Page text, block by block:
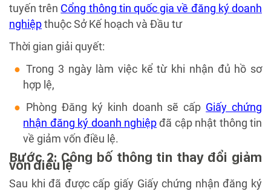
tuyến trên Cổng thông tin quốc gia về đăng ký doanh
nghiệpthuộc Sở Kế hoạch và Đầu tư
Thời gian giải quyết:
Trong 3 ngày làm việc kể từ khi nhận đủ hồ sơ
hợp lệ,
Phòng Đăng ký kinh doanh sẽ cấp Giấy chứng
nhận đăng ký doanh nghiệpđã cập nhật thông tin
về giảm vốn điều lệ.
Bước 2: Công bố thông tin thay đổi giảm
vốn điều lệ
Sau khi đã được cấp giấy Giấy chứng nhận đăng ký